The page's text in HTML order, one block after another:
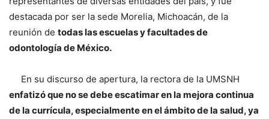
destacada por ser la sede Morelia, Michoacán, de la
reunión de todas las escuelas y facultades de
odontología de México.
En su discurso de apertura, la rectora de la UMSNH
enfatizó que no se debe escatimar en la mejora continua
de la currícula, especialmente en el ámbito de la salud, ya